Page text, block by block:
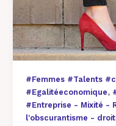
#Femmes #Talents
#Egalitéeconomique,
#Entreprise - Mixité -
l'obscurantisme -
?
Women
Board
Ready
ESSEC
–
Etude
CEDE
-